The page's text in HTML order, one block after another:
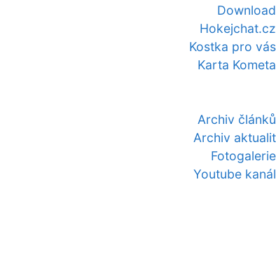
Download
Hokejchat.cz
Kostka pro vás
Karta Kometa
Archiv článků
Archiv aktualit
Fotogalerie
Youtube kanál